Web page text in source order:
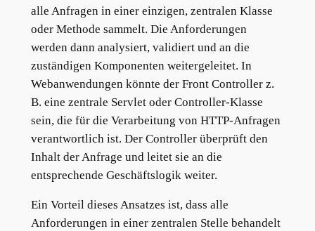
alle Anfragen in einer einzigen, zentralen Klasse
oder Methode sammelt. Die Anforderungen
werden dann analysiert, validiert und an die
zuständigen Komponenten weitergeleitet. In
Webanwendungen könnte der Front Controller z.
B. eine zentrale Servlet oder Controller-Klasse
sein, die für die Verarbeitung von HTTP-Anfragen
verantwortlich ist. Der Controller überprüft den
Inhalt der Anfrage und leitet sie an die
entsprechende Geschäftslogik weiter.
Ein Vorteil dieses Ansatzes ist, dass alle
Anforderungen in einer zentralen Stelle behandelt